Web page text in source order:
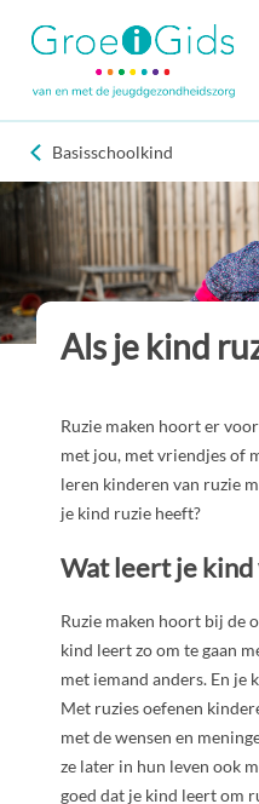
Basisschoolkind
Als je kind
Ruzie maken hoort er
met jou, met vriendjes of
leren kinderen van ruzie
je kind ruzie heeft?
Wat leert je kind
Ruzie maken hoort bij de
kind leert zo om te gaan
met iemand anders. En je
Met ruzies oefenen
met de wensen en
ze later in hun leven ook
goed dat je kind leert om